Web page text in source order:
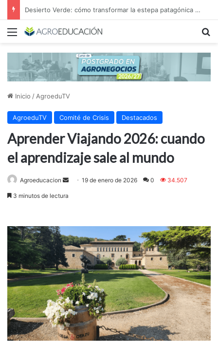
Desierto Verde: cómo transformar la estepa patagónica en un proyecto agroindustrial de exportación
Menú
Inicio / AgroeduTV
AgroeduTV Comité de Crisis Destacados
Aprender Viajando 2026: cuando
el aprendizaje sale al mundo
Agroeducacion
Send19 de enero de 2026 0 34.507
3 minutos de lectura